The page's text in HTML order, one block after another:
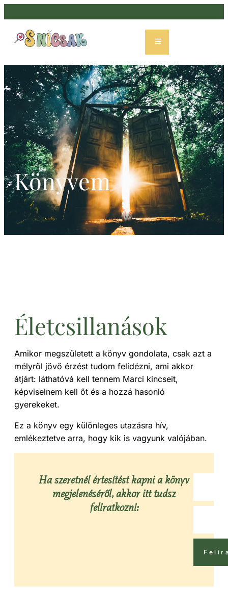
Könyvem
Életcsillanások
Amikor megszületett a könyv gondolata, csak azt a
mélyről jövő érzést tudom felidézni, ami akkor
átjárt: láthatóvá kell tennem Marci kincseit,
képviselnem kell őt és a hozzá hasonló
gyerekeket.
Ez a könyv egy különleges utazásra hív,
emlékeztetve arra, hogy kik is vagyunk valójában.
Ha szeretnél értesítést kapni a könyv
megjelenéséről, akkor itt tudsz
feliratkozni: